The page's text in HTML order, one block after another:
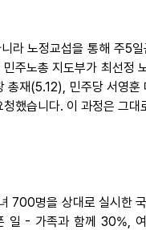
노정교섭을 통해 주5
주노총 지도부가 최선
재(5.12), 민주당 서영훈
했습니다. 이 과정은 그
700명을 상대로 실시한
- 가족과 함께 30%,